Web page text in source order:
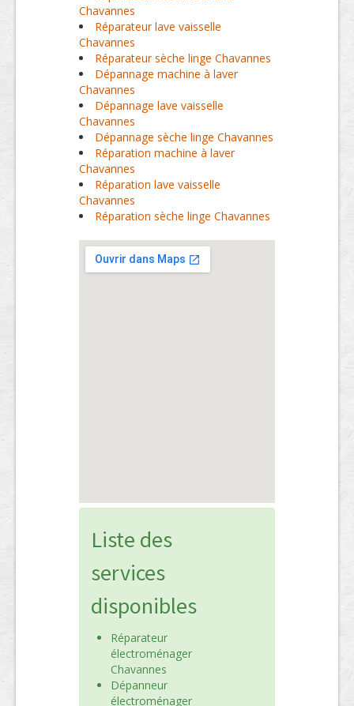
Chavannes
Réparateur lave vaisselle
Chavannes
Réparateur sèche linge Chavannes
Dépannage machine à laver
Chavannes
Dépannage lave vaisselle
Chavannes
Dépannage sèche linge Chavannes
Réparation machine à laver
Chavannes
Réparation lave vaisselle
Chavannes
Réparation sèche linge Chavannes
Liste des
services
disponibles
Réparateur
électroménager
Chavannes
Dépanneur
électroménager